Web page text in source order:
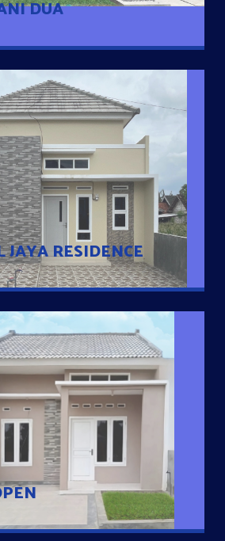
DUA
JAYA RESIDENCE
JAYA RESIDENCE
dengan one Gate System, terdapat taman
jarak 200m dari jalan nasional serta dekat
suasana pedesaan. 10 menit dari pusat
Road